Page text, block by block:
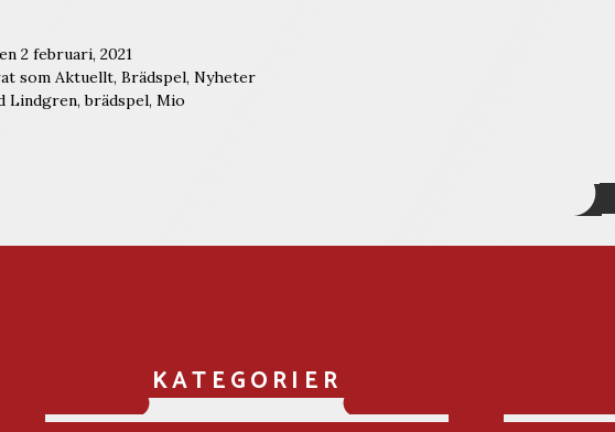
2 februari, 2021
som Aktuellt, Brädspel, Nyheter
Lindgren,brädspel, Mio
KATEGORIER